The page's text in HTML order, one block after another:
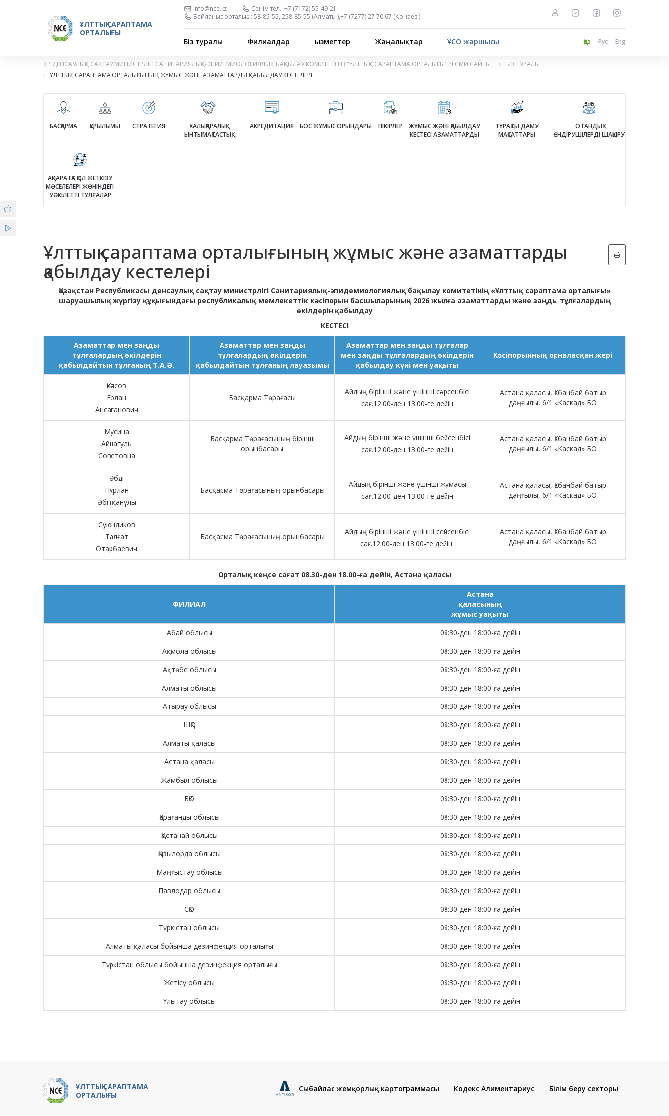
ҰЛТТЫҚ САРАПТАМА
ОРТАЛЫҒЫ
info@nce.kz Сенім тел.: +7 (7172) 55-49-21
Байланыс орталығы: 58-85-55, 258-85-55 (Алматы ),+7 (7277) 27 70 67 (Қонаев)
Біз туралы Филиалдар Қызметтер Жаңалықтар ҰСО жаршысы Қаз Рус Eng
ҚР ДЕНСАУЛЫҚ САҚТАУ МИНИСТРЛІГІ САНИТАРИЯЛЫҚ-ЭПИДЕМИОЛОГИЯЛЫҚ БАҚЫЛАУ КОМИТЕТІНІҢ "ҰЛТТЫҚ САРАПТАМА ОРТАЛЫҒЫ" РЕСМИ САЙТЫ
БІЗ ТУРАЛЫ
ҰЛТТЫҚ САРАПТАМА ОРТАЛЫҒЫНЫҢ ЖҰМЫС ЖӘНЕ АЗАМАТТАРДЫ ҚАБЫЛДАУ КЕСТЕЛЕРІ
БАСҚАРМА ҚҰРЫЛЫМЫ СТРАТЕГИЯ
ХАЛЫҚАРАЛЫҚ
ЫНТЫМАҚТАСТЫҚ
АКРЕДИТАЦИЯ БОС ЖҰМЫС ОРЫНДАРЫ ПІКІРЛЕР
ЖҰМЫС ЖӘНЕ ҚАБЫЛДАУ
КЕСТЕСІ АЗАМАТТАРДЫ
ТҰРАҚТЫ ДАМУ
МАҚСАТТАРЫ
ОТАНДЫҚ
ӨНДІРУШІЛЕРДІ ШАҚЫРУ
АҚПАРАТҚА ҚОЛ ЖЕТКІЗУ
МӘСЕЛЕЛЕРІ ЖӨНІНДЕГІ
УӘКІЛЕТТІ ТҰЛҒАЛАР
Ұлттық сараптама орталығының жұмыс және азаматтарды
қабылдау кестелері
Қазақстан Республикасы денсаулық сақтау министрлігі Санитариялық-эпидемиологиялық бақылау комитетінің «Ұлттық сараптама орталығы»
шаруашылық жүргізу құқығындағы республикалық мемлекеттік кәсіпорын басшыларының 2026 жылға азаматтарды және заңды тұлғалардың
өкілдерін қабылдау
КЕСТЕСІ
Азаматтар мен заңды
тұлғалардың өкілдерін
қабылдайтын тұлғаның Т.А.Ә.
Азаматтар мен заңды
тұлғалардың өкілдерін
қабылдайтын тұлғаның лауазымы
Азаматтар мен заңды тұлғалар
мен заңды тұлғалардың өкілдерін
қабылдау күні мен уақыты
Кәсіпорынның орналасқан жері
Қиясов
Ерлан
Ансаганович
Басқарма Төрағасы
Айдың бірінші және үшінші сәрсенбісі
сағ.12.00-ден 13.00-ге дейін
Астана қаласы, Қабанбай батыр
даңғылы, 6/1 «Каскад» БО
Мусина
Айнагуль
Советовна
Басқарма Төрағасының бірінші
орынбасары
Айдың бірінші және үшінші бейсенбісі
сағ.12.00-ден 13.00-ге дейін
Астана қаласы, Қабанбай батыр
даңғылы, 6/1 «Каскад» БО
Әбді
Нұрлан
Әбітқанұлы
Басқарма Төрағасының орынбасары
Айдың бірінші және үшінші жұмасы
сағ.12.00-ден 13.00-ге дейін
Астана қаласы, Қабанбай батыр
даңғылы, 6/1 «Каскад» БО
Суюндиков
Талғат
Отарбаевич
Басқарма Төрағасының орынбасары
Айдың бірінші және үшінші сейсенбісі
сағ.12.00-ден 13.00-ге дейін
Астана қаласы, Қабанбай батыр
даңғылы, 6/1 «Каскад» БО
Орталық кеңсе сағат 08.30-ден 18.00-ға дейін, Астана қаласы
ФИЛИАЛ
Астана
қаласының
жұмыс уақыты
Абай облысы
08:30-ден 18:00-ға дейін
Ақмола облысы
08:30-ден 18:00-ға дейін
Ақтөбе облысы
08:30-ден 18:00-ға дейін
Алматы облысы
08:30-ден 18:00-ға дейін
Атырау облысы
08:30-дан 18:00-ға дейін
ШҚО
08:30-ден 18:00-ға дейін
Алматы қаласы
08:30-ден 18:00-ға дейін
Астана қаласы
08:30-ден 18:00-ға дейін
Жамбыл облысы
08:30-ден 18:00-ға дейін
БҚО
08:30-ден 18:00-ға дейін
Қарағанды облысы
08:30-ден 18:00-ға дейін
Қостанай облысы
08:30-ден 18:00-ға дейін
Қызылорда облысы
08:30-ден 18:00-ға дейін
Маңғыстау облысы
08.30-ден 18:00-ға дейін
Павлодар облысы
08:30-ден 18:00-ға дейін
СҚО
08:30-ден 18:00-ға дейін
Түркістан облысы
08:30-ден 18:00-ға дейін
Алматы қаласы бойынша дезинфекция орталығы
08:30-ден 18:00-ға дейін
Түркістан облысы бойынша дезинфекция орталығы
08:30-ден 18:00-ға дейін
Жетісу облысы
08:30-ден 18:00-ға дейін
Ұлытау облысы
08:30-ден 18:00-ға дейін
ҰЛТТЫҚ САРАПТАМА
ОРТАЛЫҒЫ
Сыбайлас жемқорлық картограммасы Кодекс Алиментариус Білім беру секторы